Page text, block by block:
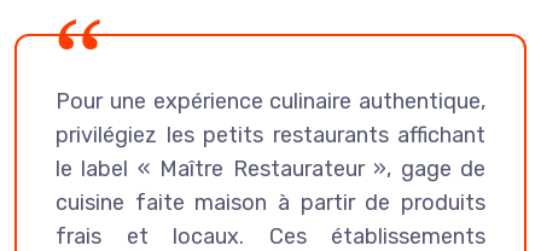
Pour une expérience culinaire authentique,
privilégiez les petits restaurants affichant
le label « Maître Restaurateur », gage de
cuisine faite maison à partir de produits
frais et locaux. Ces établissements